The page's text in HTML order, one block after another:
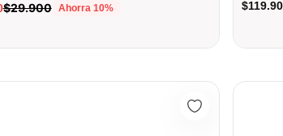
$29.900 Ahorra 10%
Sutro Lite Sweep Troy Lee Designs SeriesSpray